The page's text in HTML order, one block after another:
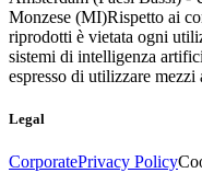
Monzese (MI)Rispetto ai
riprodotti è vietata ogni
sistemi di intelligenza
espresso di utilizzare
Legal
CorporatePrivacy Policy